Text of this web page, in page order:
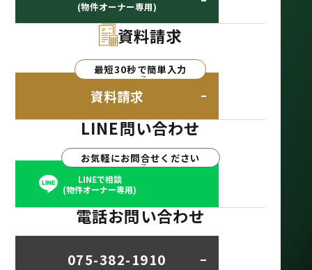
(物件オーナー専用)
資料請求
最短30秒で簡単入力
資料請求
LINE問い合わせ
お気軽にお問合せください
LINEで相談
(物件オーナー専用)
電話お問い合わせ
075-382-1910